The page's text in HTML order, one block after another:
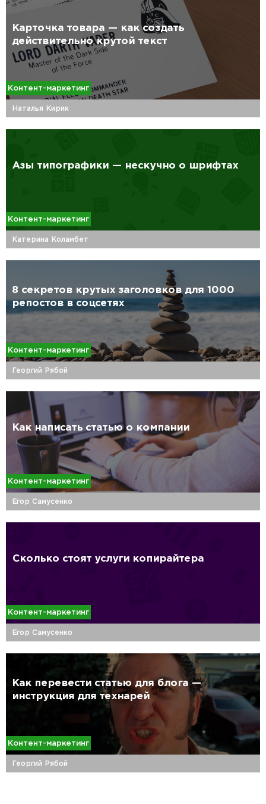
Карточка товара — как создать
действительно крутой текст
Контент-маркетинг
Наталья Кирик
Азы типографики — нескучно о шрифтах
Контент-маркетинг
Катерина Коламбет
8 секретов крутых заголовков для 1000
репостов в соцсетях
Контент-маркетинг
Георгий Рябой
Как написать статью о компании
Контент-маркетинг
Егор Самусенко
Сколько стоят услуги копирайтера
Контент-маркетинг
Егор Самусенко
Как перевести статью для блога —
инструкция для технарей
Контент-маркетинг
Георгий Рябой